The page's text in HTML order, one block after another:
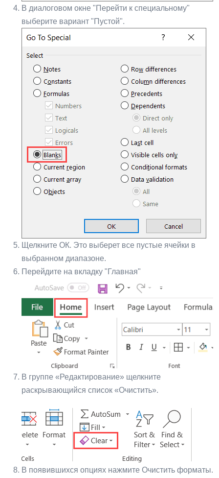
В диалоговом окне "Перейти к специальному"
выберите вариант "Пустой".
Щелкните ОК. Это выберет все пустые ячейки в
выбранном диапазоне.
Перейдите на вкладку "Главная"
В группе «Редактирование» щелкните
раскрывающийся список «Очистить».
В появившихся опциях нажмите Очистить форматы.